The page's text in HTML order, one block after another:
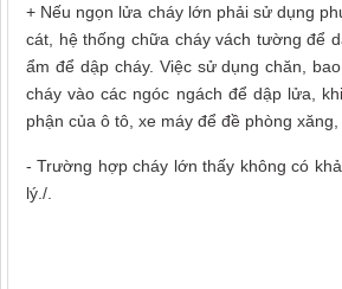
+ Nếu ngọn lửa cháy lớn phải sử dụng
cát, hệ thống chữa cháy vách tường để
ẩm để dập cháy. Việc sử dụng chăn,
cháy vào các ngóc ngách để dập lửa,
phận của ô tô, xe máy để đề phòng
- Trường hợp cháy lớn thấy không có
lý./.